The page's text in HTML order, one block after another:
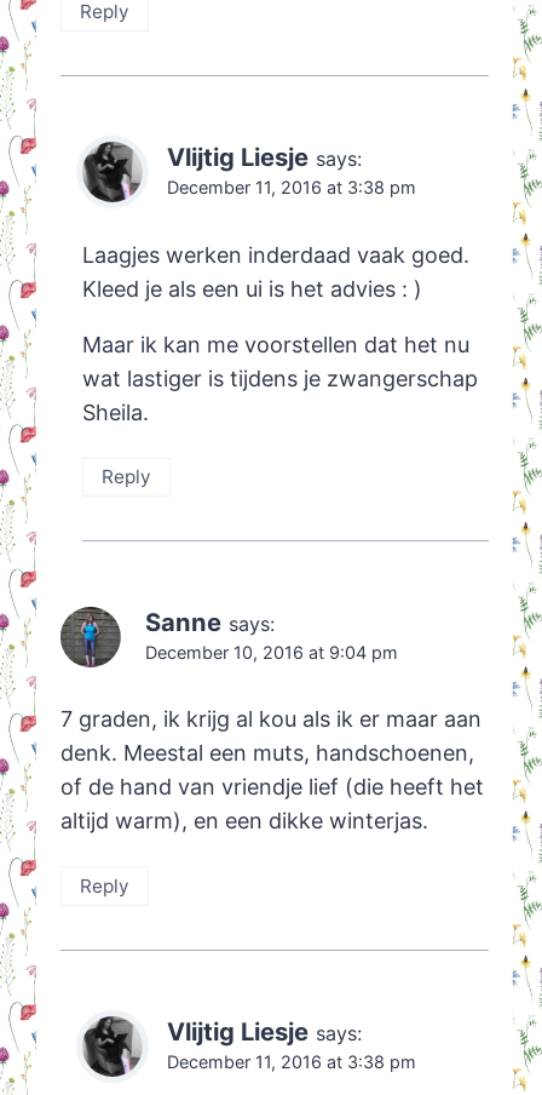
Reply
Vlijtig Liesje says:
December 11, 2016 at 3:38 pm
Laagjes werken inderdaad vaak goed.
Kleed je als een ui is het advies : )
Maar ik kan me voorstellen dat het nu
wat lastiger is tijdens je zwangerschap
Sheila.
Reply
Sanne says:
December 10, 2016 at 9:04 pm
7 graden, ik krijg al kou als ik er maar aan
denk. Meestal een muts, handschoenen,
of de hand van vriendje lief (die heeft het
altijd warm), en een dikke winterjas.
Reply
Vlijtig Liesje says:
December 11, 2016 at 3:38 pm